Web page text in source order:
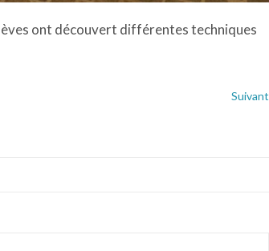
ont découvert différentes techniques
Suivant